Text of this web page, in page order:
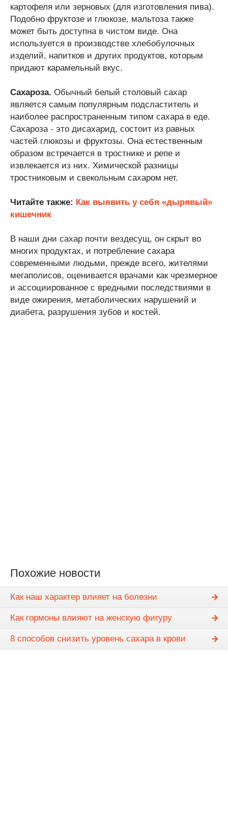
картофеля или зерновых (для изготовления пива).
Подобно фруктозе и глюкозе, мальтоза также
может быть доступна в чистом виде. Она
используется в производстве хлебобулочных
изделий, напитков и других продуктов, которым
придают карамельный вкус.
Сахароза. Обычный белый столовый сахар
является самым популярным подсластитель и
наиболее распространенным типом сахара в еде.
Сахароза - это дисахарид, состоит из равных
частей глюкозы и фруктозы. Она естественным
образом встречается в тростнике и репе и
извлекается из них. Химической разницы
тростниковым и свекольным сахаром нет.
Читайте также: Как выявить у себя «дырявый»
кишечник
В наши дни сахар почти вездесущ, он скрыт во
многих продуктах, и потребление сахара
современными людьми, прежде всего, жителями
мегаполисов, оценивается врачами как чрезмерное
и ассоциированное с вредными последствиями в
виде ожирения, метаболических нарушений и
диабета, разрушения зубов и костей.
Похожие новости
Как наш характер влияет на болезни
Как гормоны влияют на женскую фигуру
8 способов снизить уровень сахара в крови